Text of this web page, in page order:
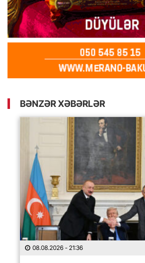
BƏNZƏR XƏBƏRLƏR
08.08.2026 - 21:36